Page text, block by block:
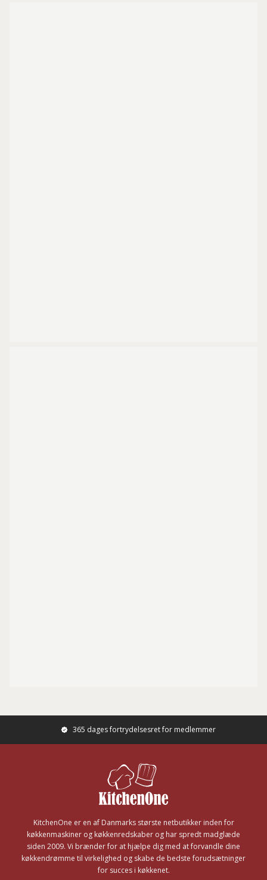
365 dages fortrydelsesret for medlemmer
KitchenOne er en af Danmarks største netbutikker inden for
køkkenmaskiner og køkkenredskaber og har spredt madglæde
siden 2009. Vi brænder for at hjælpe dig med at forvandle dine
køkkendrømme til virkelighed og skabe de bedste forudsætninger
for succes i køkkenet.